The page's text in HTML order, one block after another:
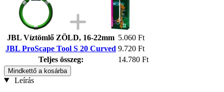
JBL Víztömlő ZÖLD, 16-22mm 5.060 Ft
JBL ProScape Tool S 20 Curved 9.720 Ft
Teljes összeg:
14.780 Ft
Mindkettő a kosárba
Leírás